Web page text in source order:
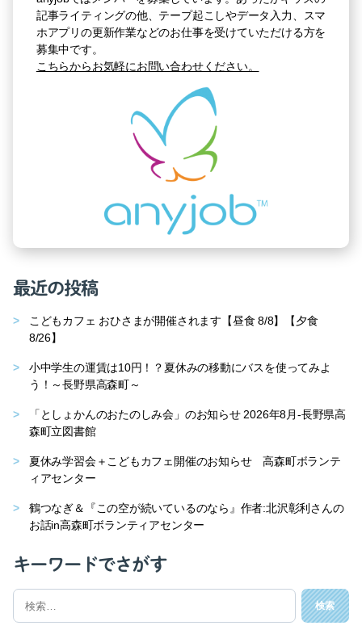
記事ライティングの他、テープ起こしやデータ入力、スマ
ホアプリの更新作業などのお仕事を受けていただける方を
募集中です。
こちらからお気軽にお問い合わせください。
最近の投稿
こどもカフェ おひさまが開催されます【昼食 8/8】【夕食
8/26】
小中学生の運賃は10円！？夏休みの移動にバスを使ってみよ
う！～長野県高森町～
「としょかんのおたのしみ会」のお知らせ 2026年8月-長野県高
森町立図書館
夏休み学習会＋こどもカフェ開催のお知らせ 高森町ボランテ
ィアセンター
鶴つなぎ＆『この空が続いているのなら』作者:北沢彰利さんの
お話in高森町ボランティアセンター
キーワードでさがす
検
対